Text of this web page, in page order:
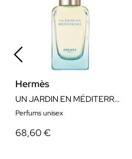
Hermès
UN JARDIN EN MÉDITERRANÉE EAU DE TOILETTE
Perfums unisex
68,60 €